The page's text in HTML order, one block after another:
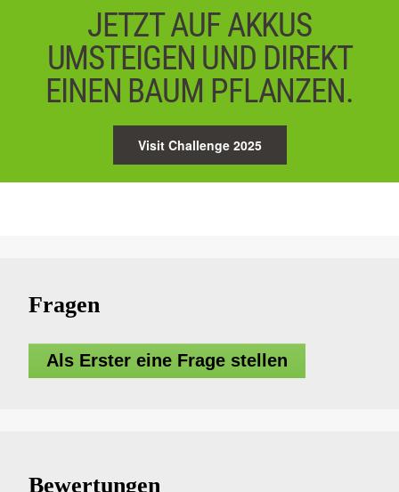
JETZT AUF AKKUS
UMSTEIGEN UND DIREKT
EINEN BAUM PFLANZEN.
Visit Challenge 2025
Fragen
Als Erster eine Frage stellen